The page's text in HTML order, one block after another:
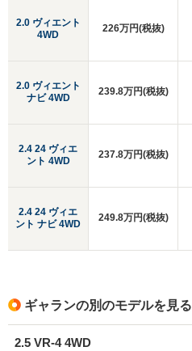
2.0 ヴィエント
4WD
2.0 ヴィエント
ナビ 4WD
2.4 24 ヴィエ
ント 4WD
2.4 24 ヴィエ
ント ナビ 4WD
226万円(税抜)
239.8万円(税抜)
237.8万円(税抜)
249.8万円(税抜)
ギャランの別のモデルを見る
2.5 VR-4 4WD